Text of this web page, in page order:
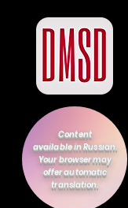
Content
available in Russian.
Your browser may
offer automatic
translation.